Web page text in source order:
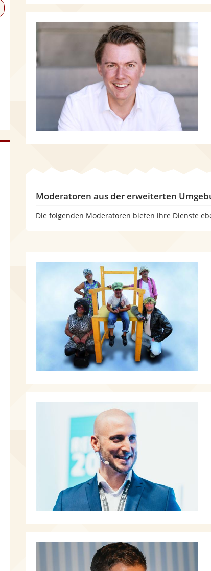
Moderatoren aus der erweiterten
Die folgenden Moderatoren bieten ihre Dienste